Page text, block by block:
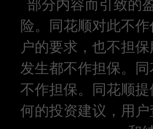
部分内容而引致的
险。同花顺对此不
户的要求，也不担
发生都不作担保。
不作担保。同花顺
何的投资建议，用